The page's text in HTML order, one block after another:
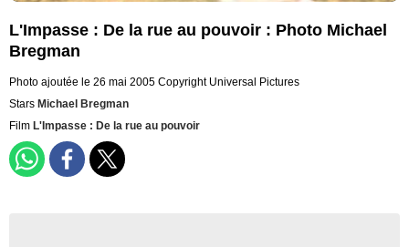
L'Impasse : De la rue au pouvoir : Photo Michael
Bregman
Photo ajoutée le 26 mai 2005 Copyright Universal Pictures
Stars Michael Bregman
Film L'Impasse : De la rue au pouvoir